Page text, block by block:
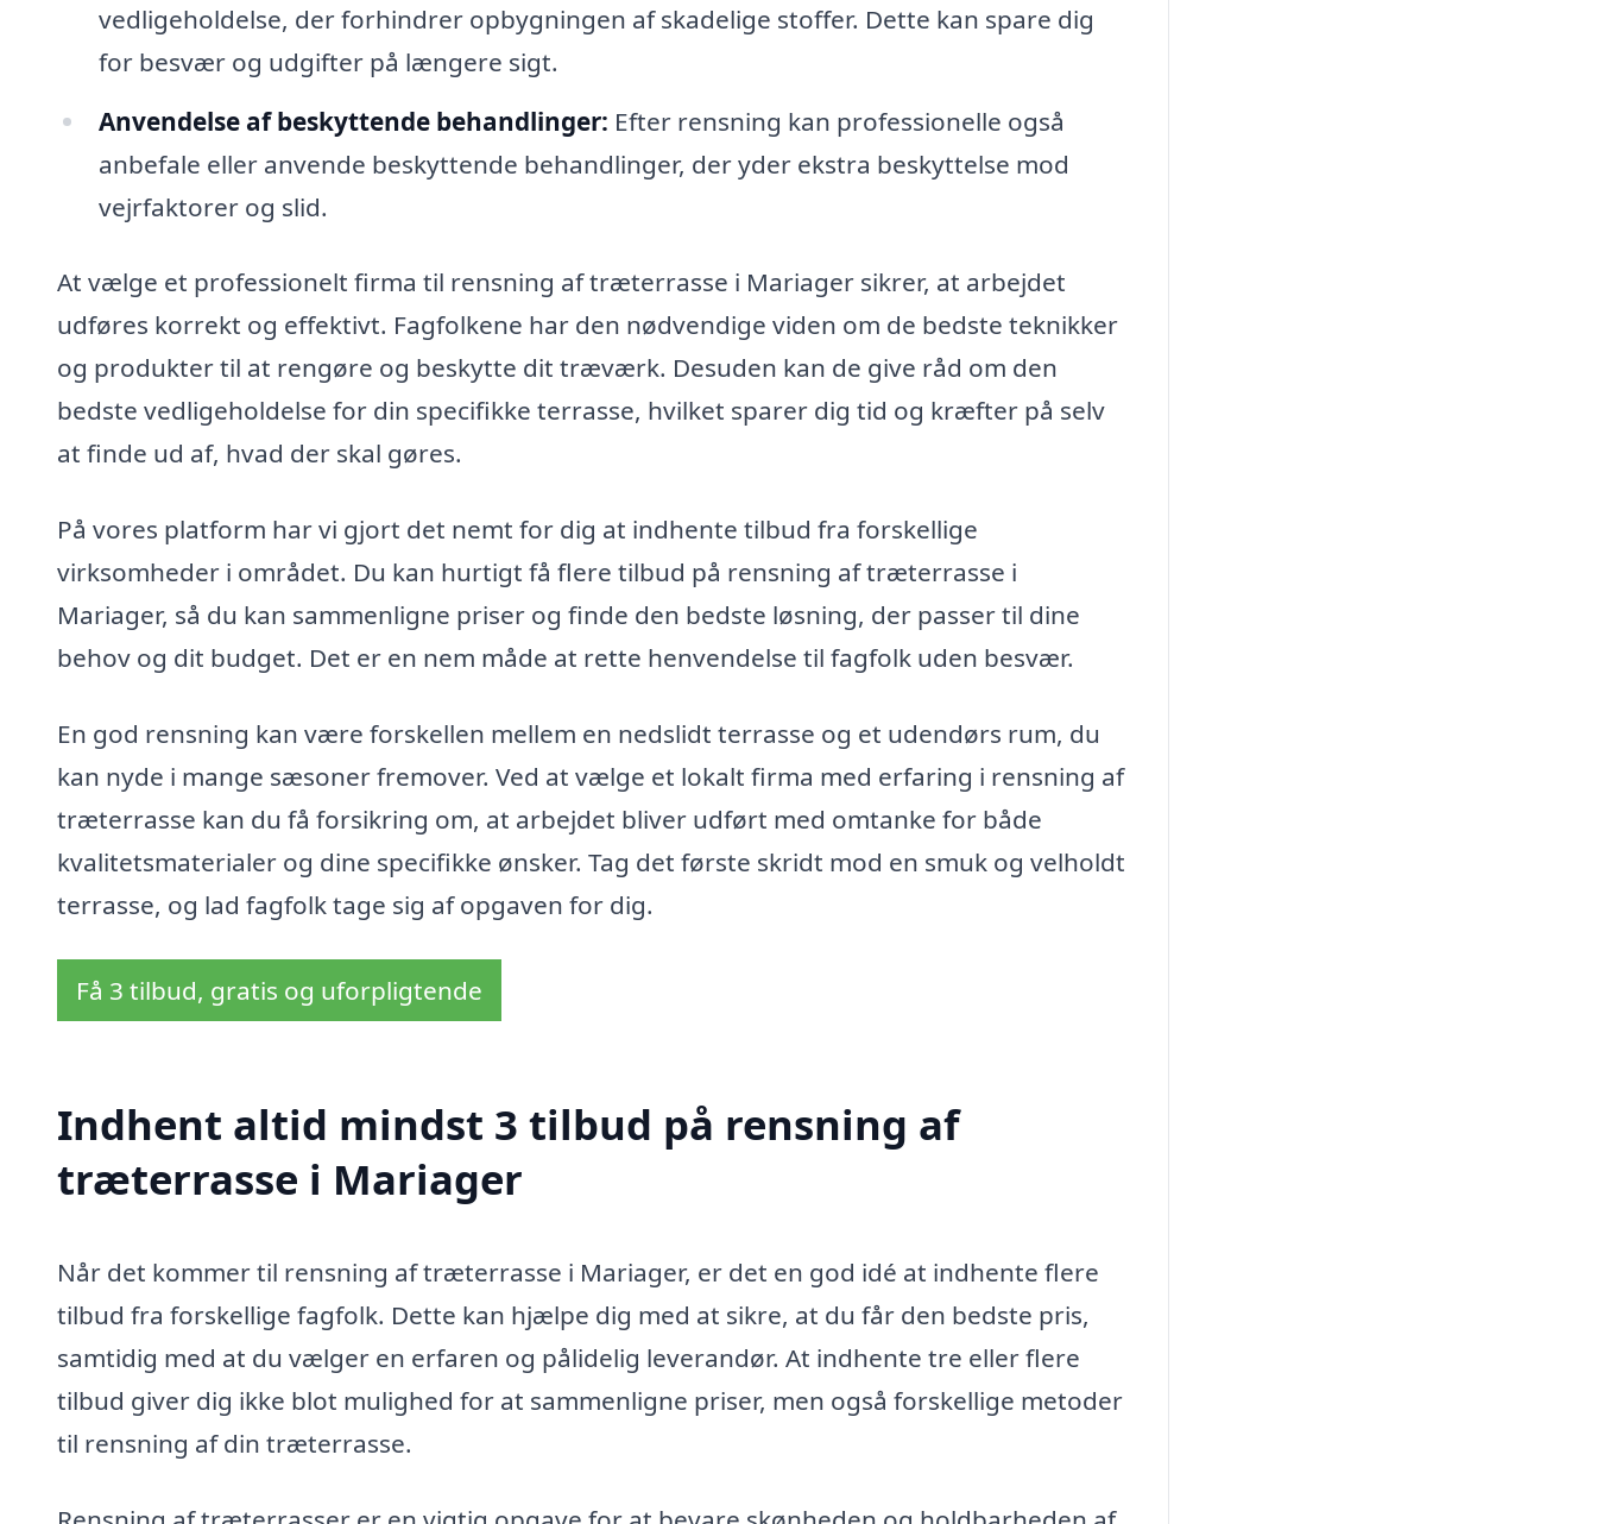
vedligeholdelse, der forhindrer opbygningen af skadelige stoffer. Dette kan spare dig
for besvær og udgifter på længere sigt.
Anvendelse af beskyttende behandlinger: Efter rensning kan professionelle også
anbefale eller anvende beskyttende behandlinger, der yder ekstra beskyttelse mod
vejrfaktorer og slid.
At vælge et professionelt firma til rensning af træterrasse i Mariager sikrer, at arbejdet
udføres korrekt og effektivt. Fagfolkene har den nødvendige viden om de bedste teknikker
og produkter til at rengøre og beskytte dit træværk. Desuden kan de give råd om den
bedste vedligeholdelse for din specifikke terrasse, hvilket sparer dig tid og kræfter på selv
at finde ud af, hvad der skal gøres.
På vores platform har vi gjort det nemt for dig at indhente tilbud fra forskellige
virksomheder i området. Du kan hurtigt få flere tilbud på rensning af træterrasse i
Mariager, så du kan sammenligne priser og finde den bedste løsning, der passer til dine
behov og dit budget. Det er en nem måde at rette henvendelse til fagfolk uden besvær.
En god rensning kan være forskellen mellem en nedslidt terrasse og et udendørs rum, du
kan nyde i mange sæsoner fremover. Ved at vælge et lokalt firma med erfaring i rensning af
træterrasse kan du få forsikring om, at arbejdet bliver udført med omtanke for både
kvalitetsmaterialer og dine specifikke ønsker. Tag det første skridt mod en smuk og velholdt
terrasse, og lad fagfolk tage sig af opgaven for dig.
Få 3 tilbud, gratis og uforpligtende
Indhent altid mindst 3 tilbud på rensning af
træterrasse i Mariager
Når det kommer til rensning af træterrasse i Mariager, er det en god idé at indhente flere
tilbud fra forskellige fagfolk. Dette kan hjælpe dig med at sikre, at du får den bedste pris,
samtidig med at du vælger en erfaren og pålidelig leverandør. At indhente tre eller flere
tilbud giver dig ikke blot mulighed for at sammenligne priser, men også forskellige metoder
til rensning af din træterrasse.